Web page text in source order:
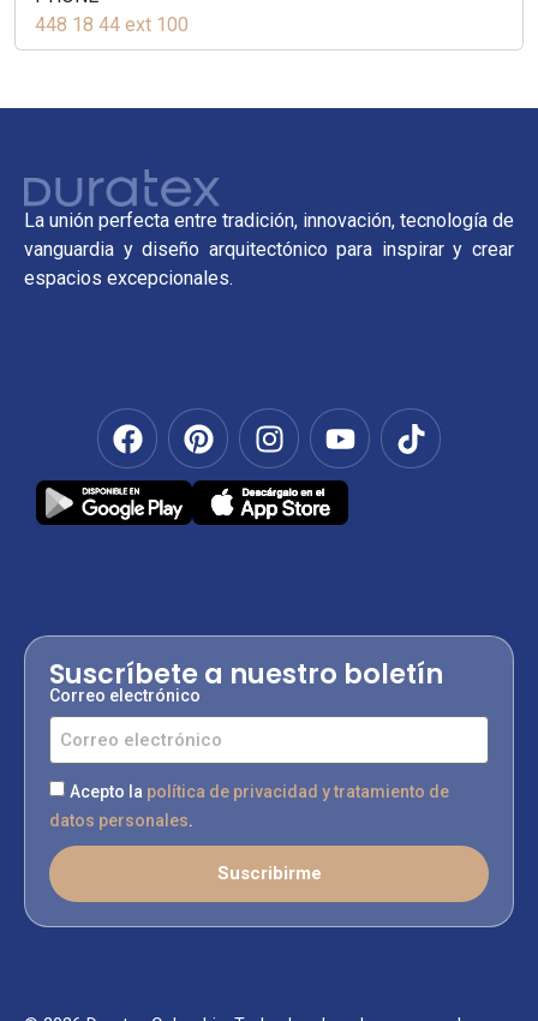
448 18 44 ext 100
La unión perfecta entre tradición, innovación, tecnología de
vanguardia y diseño arquitectónico para inspirar y crear
espacios excepcionales.
Suscríbete a nuestro boletín
Correo electrónico
Acepto la política de privacidad y tratamiento de
datos personales.
Suscribirme